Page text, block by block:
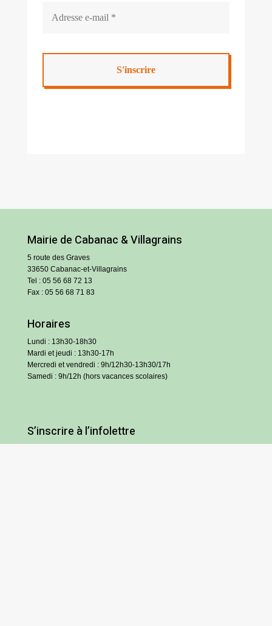
Mairie de Cabanac & Villagrains
5 route des Graves
33650 Cabanac-et-Villagrains
Tel : 05 56 68 72 13
Fax : 05 56 68 71 83
Horaires
Lundi : 13h30-18h30
Mardi et jeudi : 13h30-17h
Mercredi et vendredi : 9h/12h30-13h30/17h
Samedi : 9h/12h (hors vacances scolaires)
S’inscrire à l’infolettre